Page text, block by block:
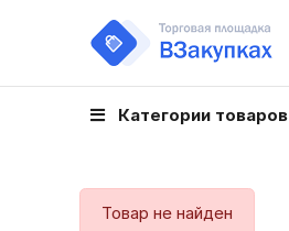
Категории товаров
Товар не найден